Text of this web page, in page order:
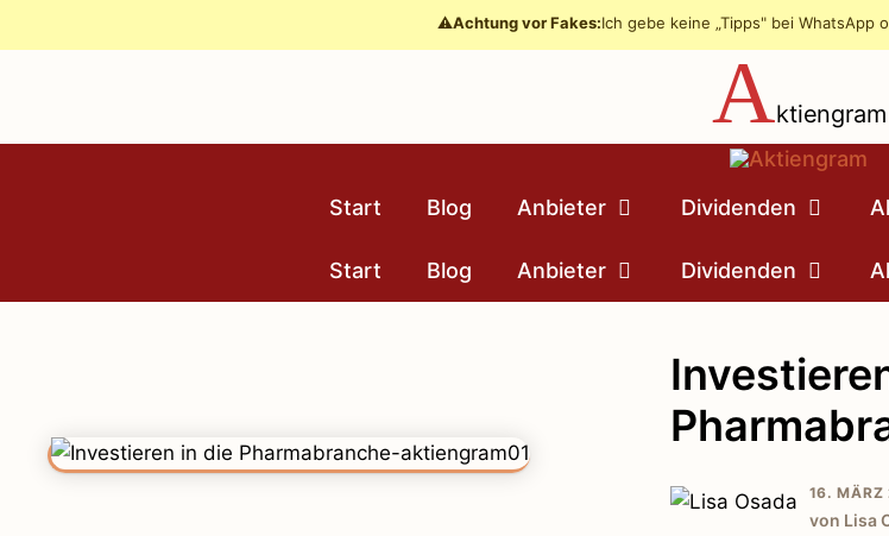
Inhalt
⚠️Achtung vor Fakes:Ich gebe keine „Tipps" bei WhatsApp
Aktiengram
Start Blog Anbieter Dividenden
Start Blog Anbieter Dividenden
16.
von Lisa